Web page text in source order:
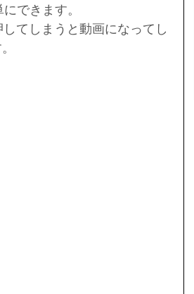
できます。
てしまうと動画になってし